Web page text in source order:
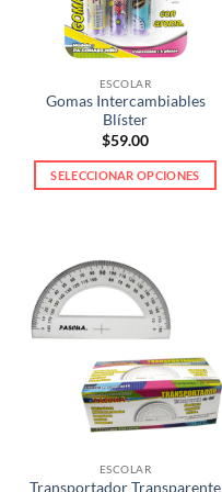
elegir
en
página
de
producto
ESCOLAR
Gomas Intercambiables
Blíster
$59.00
SELECCIONAR OPCIONES
múltiples
variantes.
Las
opciones
se
pueden
elegir
en
página
ESCOLAR
Transportador Transparente